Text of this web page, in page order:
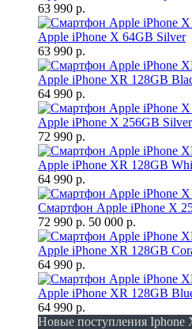
63 990 р.
Apple iPhone X 64GB Silver
63 990 р.
Apple iPhone XR 128GB
64 990 р.
Apple iPhone X 256GB Silver
72 990 р.
Apple iPhone XR 128GB
64 990 р.
Смартфон Apple iPhone X
72 990 р. 50 000 р.
Apple iPhone XR 128GB
64 990 р.
Apple iPhone XR 128GB
64 990 р.
Новые поступления Iphone